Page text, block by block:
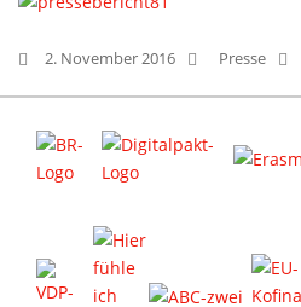
2. November 2016 Presse